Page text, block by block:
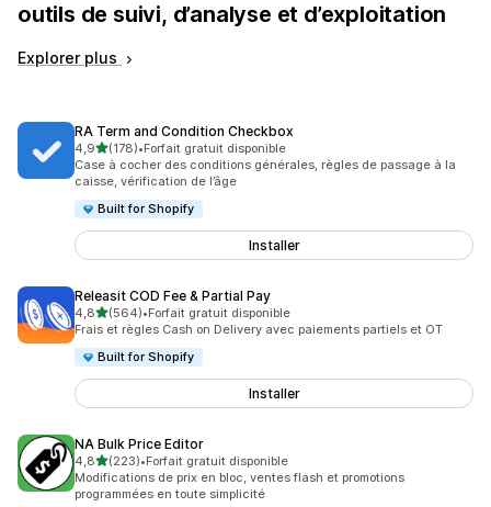
outils de suivi, d’analyse et d’exploitation
Explorer plus
RA Term and Condition Checkbox
4,9étoile(s) sur 5
(178)
178 avis au total
•Forfait gratuit disponible
Case à cocher des conditions générales, règles de passage à la
caisse, vérification de l’âge
Built for Shopify
Installer
Releasit COD Fee & Partial Pay
4,8étoile(s) sur 5
(564)
564 avis au total
•Forfait gratuit disponible
Frais et règles Cash on Delivery avec paiements partiels et OT
Built for Shopify
Installer
NA Bulk Price Editor
4,8étoile(s) sur 5
(223)
223 avis au total
•Forfait gratuit disponible
Modifications de prix en bloc, ventes flash et promotions
programmées en toute simplicité